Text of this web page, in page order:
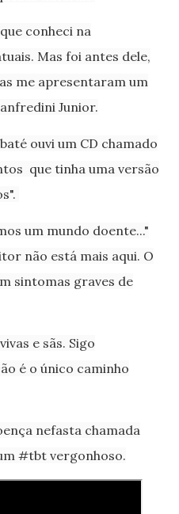
conheci na
Mas foi antes dele,
me apresentaram um
Junior.
ouvi um CD chamado
que tinha uma versão
um mundo doente..."
não está mais aqui. O
sintomas graves de
e sãs. Sigo
é o único caminho
nefasta chamada
#tbt vergonhoso.